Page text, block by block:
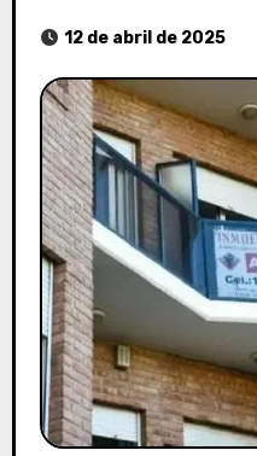
12 de abril de 2025